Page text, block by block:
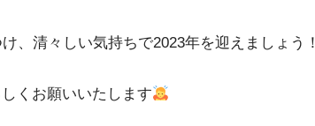
、清々しい気持ちで2023年を迎えましょう！
くお願いいたします